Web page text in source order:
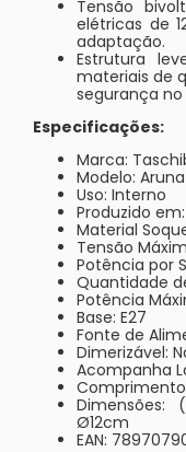
Tensão
elétricas de
adaptação.
Estrutura
materiais de
segurança no
Especificações:
Marca:
Modelo: Aruna
Uso: Interno
Produzido
Material
Tensão
Potência por
Quantidade
Potência
Base: E27
Fonte de
Dimerizável:
Acompanha
Dimensões:
Ø12cm
EAN: